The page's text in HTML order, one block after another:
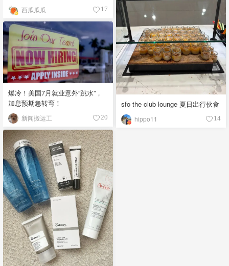
西瓜瓜瓜 17
sfo the club lounge 夏日出行伙食
hippo11 14
爆冷！美国7月就业意外“跳水”，
加息预期急转弯！
新闻搬运工 20